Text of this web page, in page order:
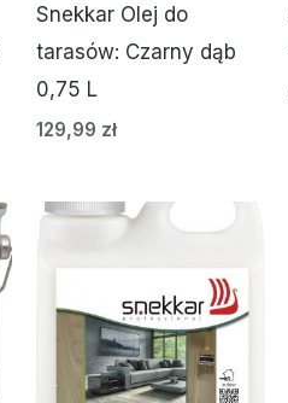
Snekkar Olej do
tarasów: Czarny dąb
0,75 L
129,99 zł